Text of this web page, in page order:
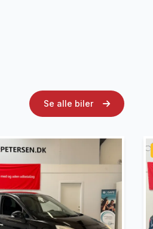
Se alle biler